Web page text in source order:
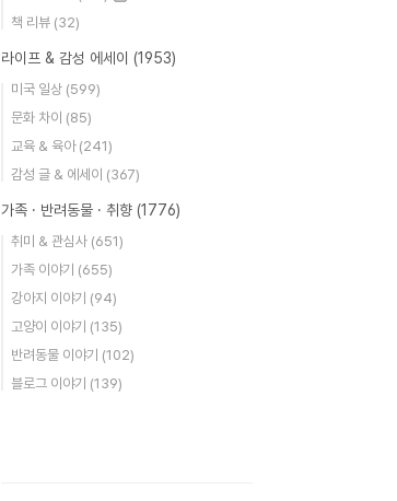
책 리뷰 (32)
라이프 & 감성 에세이 (1953)
미국 일상 (599)
문화 차이 (85)
교육 & 육아 (241)
감성 글 & 에세이 (367)
가족 · 반려동물 · 취향 (1776)
취미 & 관심사 (651)
가족 이야기 (655)
강아지 이야기 (94)
고양이 이야기 (135)
반려동물 이야기 (102)
블로그 이야기 (139)